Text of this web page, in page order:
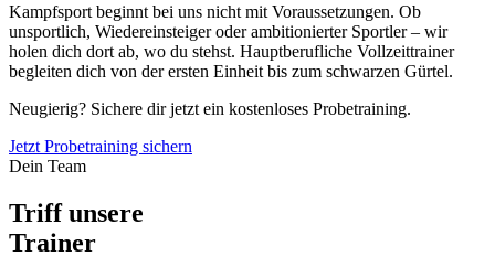
Kampfsport beginnt bei uns nicht mit Voraussetzungen. Ob
unsportlich, Wiedereinsteiger oder ambitionierter Sportler – wir
holen dich dort ab, wo du stehst. Hauptberufliche Vollzeittrainer
begleiten dich von der ersten Einheit bis zum schwarzen Gürtel.
Neugierig? Sichere dir jetzt ein kostenloses Probetraining.
Jetzt Probetraining sichern
Dein Team
Triff unsere
Trainer